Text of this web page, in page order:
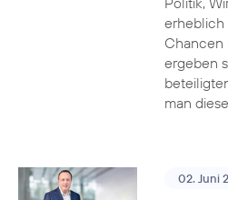
erheblich
Chancen
ergeben
man
02. Juni